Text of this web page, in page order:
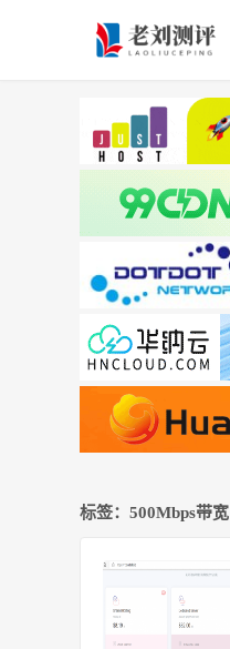
标签：500Mbps带宽